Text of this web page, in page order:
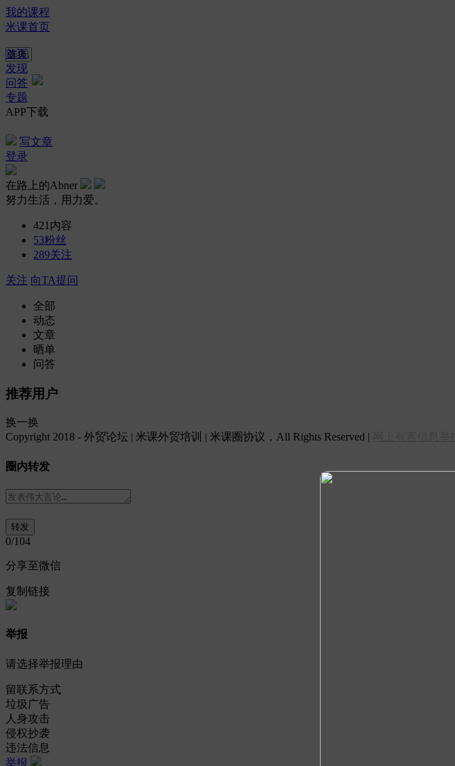
我的课程
米课首页
首页
发现
问答
专题
APP下载
写文章
登录
在路上的Abner
努力生活，用力爱。
421 内容
53粉丝
289关注
关注 向TA提问
全部
动态
文章
晒单
问答
推荐用户
换一换
Copyright 2018 - 外贸论坛 | 米课外贸培训 | 米课圈协议，All Rights Reserved |
圈内转发
0/104
分享至微信
复制链接
举报
请选择举报理由
留联系方式
垃圾广告
人身攻击
侵权抄袭
违法信息
举报